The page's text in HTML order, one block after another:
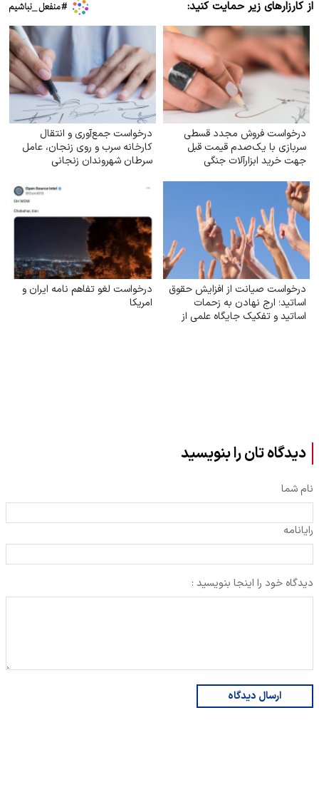
از کارزارهای زیر حمایت کنید:
درخواست فروش مجدد قسطی
سربازی با یک‌صدم قیمت قبل
جهت خرید ابزارآلات جنگی
درخواست جمع‌آوری و انتقال
کارخانه سرب و روی زنجان، عامل
سرطان شهروندان زنجانی
درخواست صیانت از افزایش حقوق
اساتید؛ ارج نهادن به زحمات
اساتید و تفکیک جایگاه علمی از
درخواست لغو تفاهم نامه ایران و
امریکا
دیدگاه تان را بنویسید
نام شما
رایانامه
دیدگاه خود را اینجا بنویسید :
ارسال دیدگاه